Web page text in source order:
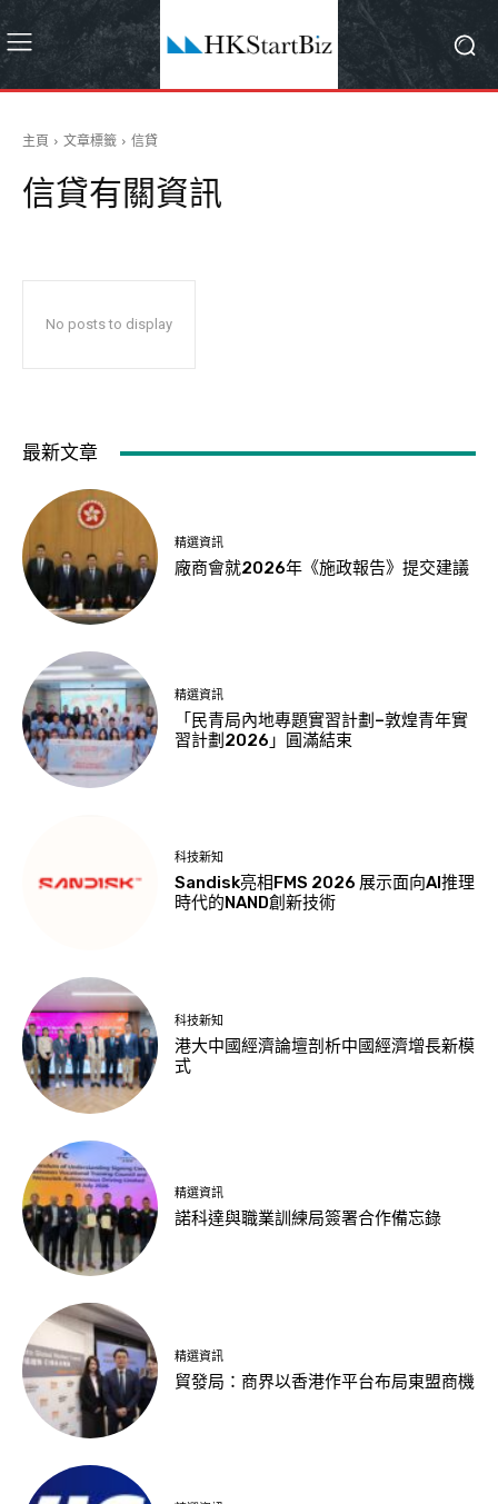
主頁 文章標籤 信貸
信貸有關資訊
No posts to display
最新文章
精選資訊
廠商會就2026年《施政報告》提交建議
精選資訊
「民青局內地專題實習計劃–敦煌青年實
習計劃2026」圓滿結束
科技新知
Sandisk亮相FMS 2026 展示面向AI推理
時代的NAND創新技術
科技新知
港大中國經濟論壇剖析中國經濟增長新模
式
精選資訊
諾科達與職業訓練局簽署合作備忘錄
精選資訊
貿發局：商界以香港作平台布局東盟商機